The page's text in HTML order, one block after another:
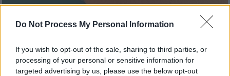
Do Not Process My Personal Information
If you wish to opt-out of the sale, sharing to third parties, or
processing of your personal or sensitive information for
targeted advertising by us, please use the below opt-out
Video Capture